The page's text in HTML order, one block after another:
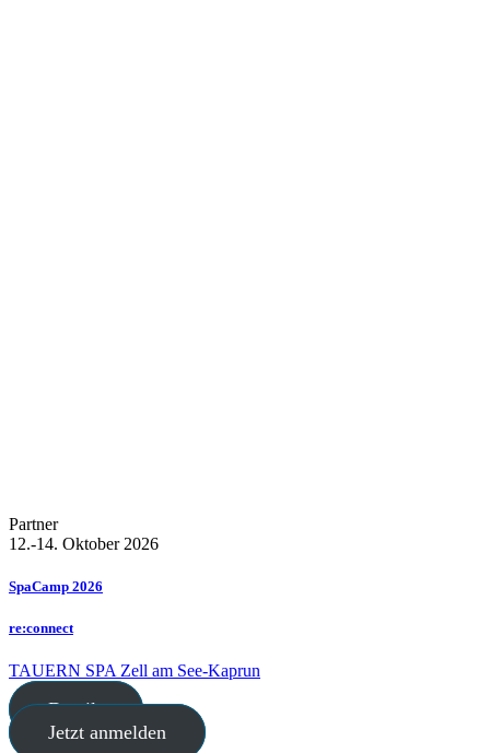
Partner
12.-14. Oktober 2026
SpaCamp 2026
re:connect
TAUERN SPA Zell am See-Kaprun
Details
Jetzt anmelden